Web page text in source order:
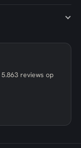
5.863 reviews op